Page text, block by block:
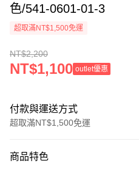
色/541-0601-01-3
超取滿NT$1,500免運
NT$2,200
NT$1,100 outlet優惠
付款與運送方式
超取滿NT$1,500免運
信用卡一次付款
商品特色